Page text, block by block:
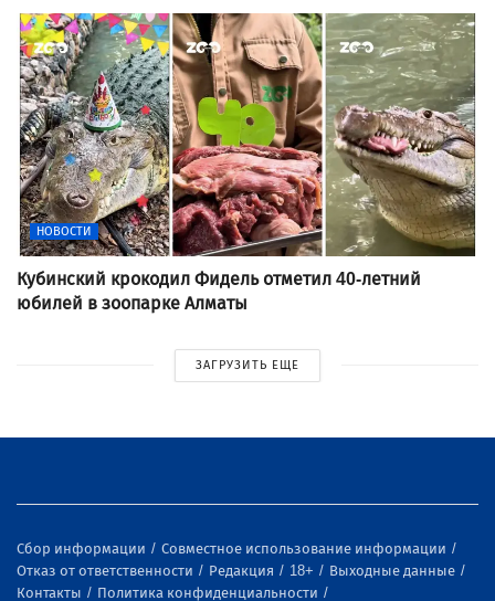
НОВОСТИ
Кубинский крокодил Фидель отметил 40-летний
юбилей в зоопарке Алматы
ЗАГРУЗИТЬ ЕЩЕ
Сбор информации
Совместное использование информации
Отказ от ответственности
Редакция 18+
Выходные данные
Контакты
Политика конфиденциальности